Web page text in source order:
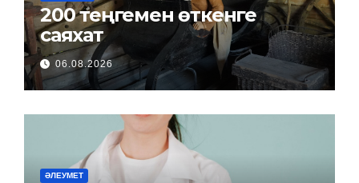
200 теңгемен өткенге
саяхат
06.08.2026
ӘЛЕУМЕТ